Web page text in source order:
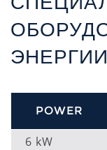
ЭНЕРГИИ
POWER
6 kW